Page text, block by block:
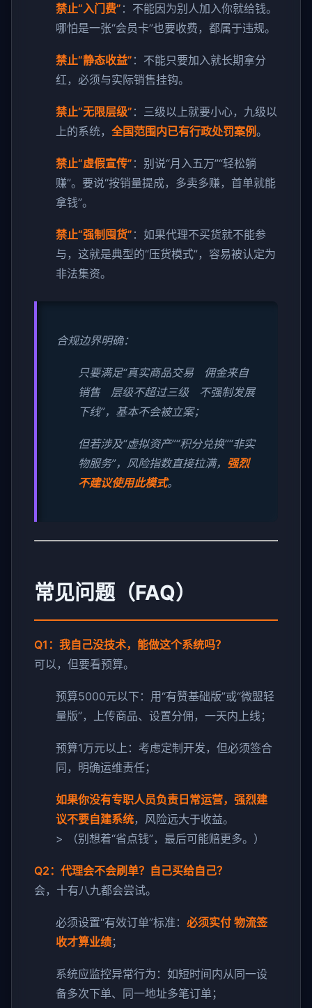
禁止“入门费” ：不能因为别人加入你就给钱。
哪怕是一张“会员卡”也要收费，都属于违规。
禁止“静态收益” ：不能只要加入就长期拿分
红，必须与实际销售挂钩。
禁止“无限层级” ：三级以上就要小心，九级以
上的系统， 全国范围内已有行政处罚案例。
禁止“虚假宣传” ：别说“月入五万”“轻松躺
赚”。要说“按销量提成，多卖多赚，首单就能
拿钱”。
禁止“强制囤货” ：如果代理不买货就不能参
与，这就是典型的“压货模式”，容易被认定为
非法集资。
合规边界明确：
只要满足“真实商品交易 佣金来自
销售 层级不超过三级 不强制发展
下线”，基本不会被立案；
但若涉及“虚拟资产”“积分兑换”“非实
物服务”，风险指数直接拉满， 强烈
不建议使用此模式。
常见问题（FAQ）
Q1：我自己没技术，能做这个系统吗？
可以，但要看预算。
预算5000元以下：用“有赞基础版”或“微盟轻
量版”，上传商品、设置分佣，一天内上线；
预算1万元以上：考虑定制开发，但必须签合
同，明确运维责任；
如果你没有专职人员负责日常运营，强烈建
议不要自建系统，风险远大于收益。
> （别想着“省点钱”，最后可能赔更多。）
Q2：代理会不会刷单？自己买给自己？
会，十有八九都会尝试。
必须设置“有效订单”标准： 必须实付 物流签
收才算业绩；
系统应监控异常行为：如短时间内从同一设
备多次下单、同一地址多笔订单；